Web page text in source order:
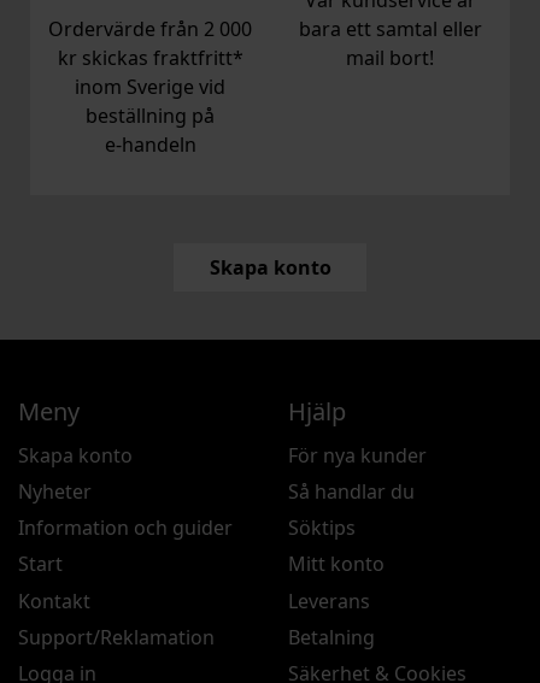
Ordervärde från 2 000
kr skickas fraktfritt*
inom Sverige vid
beställning på
e‑handeln
bara ett samtal eller
mail bort!
Skapa konto
Meny
Skapa konto
Nyheter
Information och guider
Start
Kontakt
Support/Reklamation
Logga in
Hjälp
För nya kunder
Så handlar du
Söktips
Mitt konto
Leverans
Betalning
Säkerhet & Cookies